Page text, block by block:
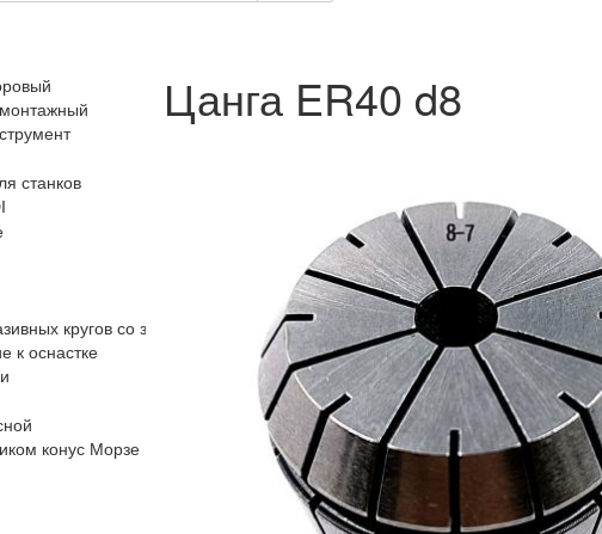
станков
кругов со звездочками
к оснастке
конус Морзе
Цанга ER40 d8